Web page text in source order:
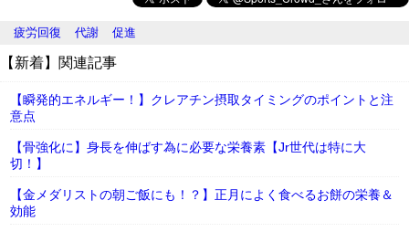
疲労回復 代謝 促進
【新着】関連記事
【瞬発的エネルギー！】クレアチン摂取タイミングのポイントと注
意点
【骨強化に】身長を伸ばす為に必要な栄養素【Jr世代は特に大
切！】
【金メダリストの朝ご飯にも！？】正月によく食べるお餅の栄養＆
効能